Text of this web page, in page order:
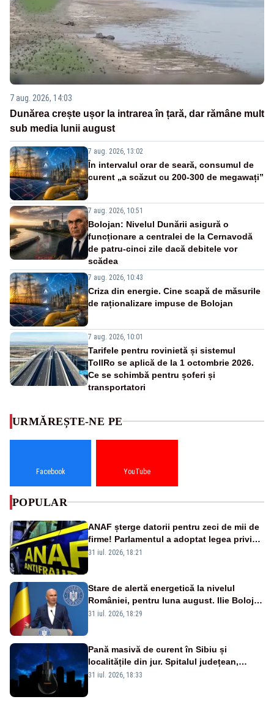
7 aug. 2026, 14:03
Dunărea crește ușor la intrarea în țară, dar rămâne mult
sub media lunii august
7 aug. 2026, 13:02
În intervalul orar de seară, consumul de
curent „a scăzut cu 200-300 de megawați”
7 aug. 2026, 10:51
Bolojan: Nivelul Dunării asigură o
funcționare a centralei de la Cernavodă
de patru-cinci zile dacă debitele vor
scădea
7 aug. 2026, 10:43
Criza din energie. Cine scapă de măsurile
de raționalizare impuse de Bolojan
7 aug. 2026, 10:01
Tarifele pentru rovinietă și sistemul
TollRo se aplică de la 1 octombrie 2026.
Ce se schimbă pentru șoferi și
transportatori
URMĂREȘTE-NE PE
Facebook YouTube
POPULAR
ANAF șterge datorii pentru zeci de mii de
firme! Parlamentul a adoptat legea privind
amnistia fiscală
31 iul. 2026, 18:21
Stare de alertă energetică la nivelul
României, pentru luna august. Ilie Bolojan
a anunțat importuri și posibile restricții –
31 iul. 2026, 18:29
Pană masivă de curent în Sibiu și
localitățile din jur. Spitalul județean,
semafoarele, rețelele de telefonie, grav
31 iul. 2026, 18:33